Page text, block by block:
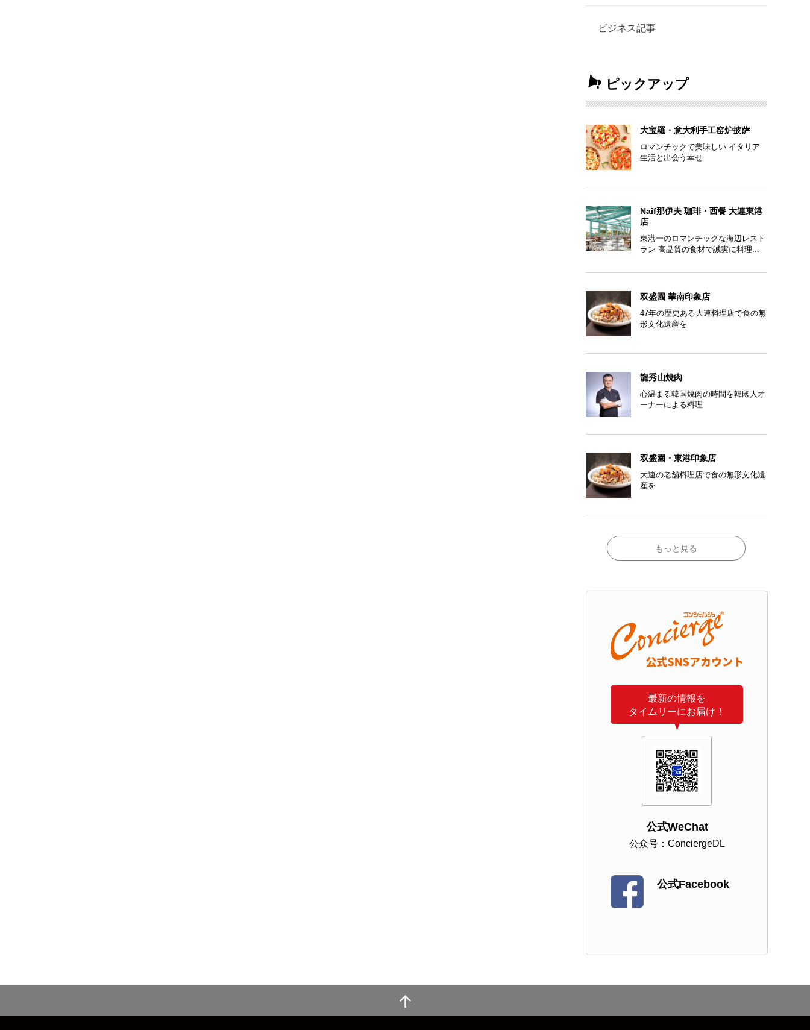
ビジネス記事
ピックアップ
大宝羅・意大利手工窑炉披萨
ロマンチックで美味しい イタリア
生活と出会う幸せ
Naif那伊夫 珈琲・西餐 大連東港
店
東港一のロマンチックな海辺レスト
ラン 高品質の食材で誠実に料理...
双盛園 華南印象店
47年の歴史ある大連料理店で食の無
形文化遺産を
龍秀山焼肉
心温まる韓国焼肉の時間を韓國人オ
ーナーによる料理
双盛園・東港印象店
大連の老舗料理店で食の無形文化遺
産を
もっと見る
最新の情報を
タイムリーにお届け！
公式WeChat
公众号：ConciergeDL
公式Facebook